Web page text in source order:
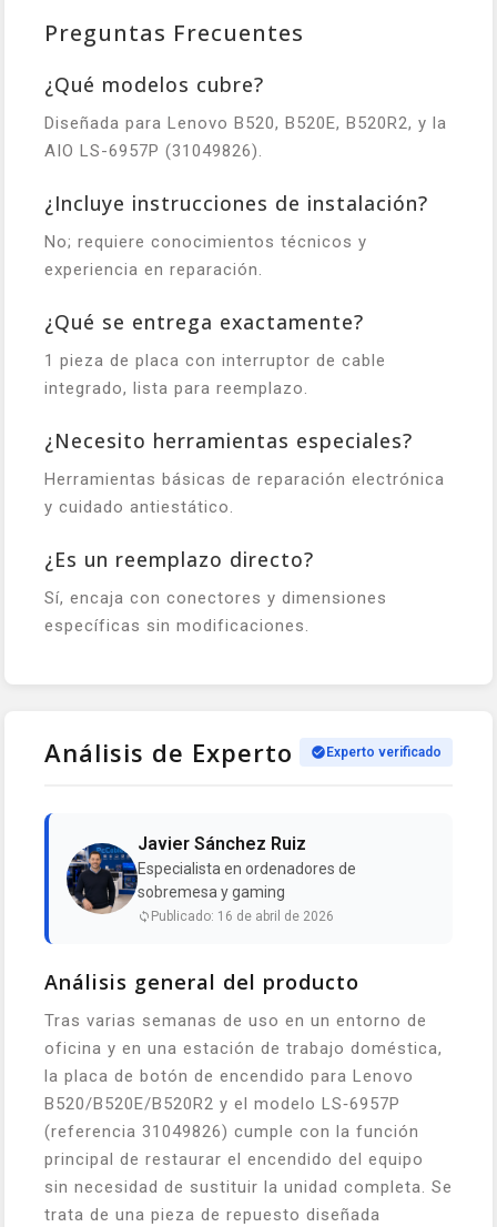
Preguntas Frecuentes
¿Qué modelos cubre?
Diseñada para Lenovo B520, B520E, B520R2, y la
AIO LS-6957P (31049826).
¿Incluye instrucciones de instalación?
No; requiere conocimientos técnicos y
experiencia en reparación.
¿Qué se entrega exactamente?
1 pieza de placa con interruptor de cable
integrado, lista para reemplazo.
¿Necesito herramientas especiales?
Herramientas básicas de reparación electrónica
y cuidado antiestático.
¿Es un reemplazo directo?
Sí, encaja con conectores y dimensiones
específicas sin modificaciones.
Análisis de Experto Experto verificado
Javier Sánchez Ruiz
Especialista en ordenadores de
sobremesa y gaming
Publicado: 16 de abril de 2026
Análisis general del producto
Tras varias semanas de uso en un entorno de
oficina y en una estación de trabajo doméstica,
la placa de botón de encendido para Lenovo
B520/B520E/B520R2 y el modelo LS‑6957P
(referencia 31049826) cumple con la función
principal de restaurar el encendido del equipo
sin necesidad de sustituir la unidad completa. Se
trata de una pieza de repuesto diseñada